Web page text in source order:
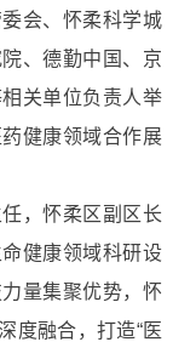
会、怀柔科学城
、德勤中国、京
关单位负责人举
健康领域合作展
，怀柔区副区长
健康领域科研设
量集聚优势，怀
度融合，打造“医